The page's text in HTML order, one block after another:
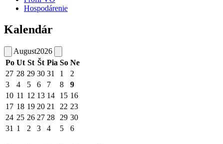
Hospodárenie
Kalendár
August2026
Po Ut St Št Pia So Ne
27 28 29 30 31 1
2
3
4 5 6 7 8
9
10 11 12 13 14 15 16
17 18 19 20 21 22 23
24 25 26 27 28 29 30
31 1 2 3 4 5 6